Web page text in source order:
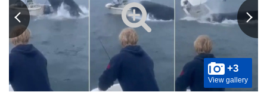
+3
View gallery